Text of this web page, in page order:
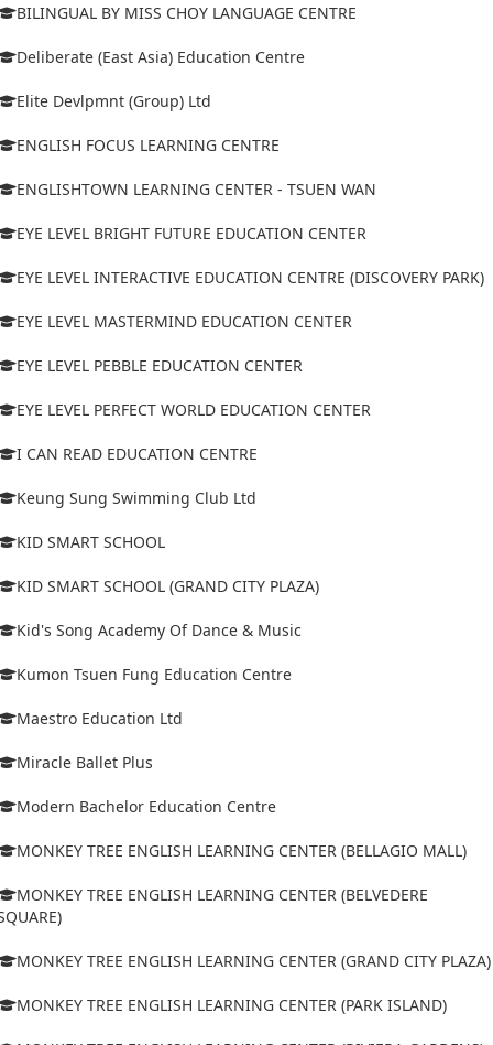
BILINGUAL BY MISS CHOY LANGUAGE CENTRE
Deliberate (East Asia) Education Centre
Elite Devlpmnt (Group) Ltd
ENGLISH FOCUS LEARNING CENTRE
ENGLISHTOWN LEARNING CENTER - TSUEN WAN
EYE LEVEL BRIGHT FUTURE EDUCATION CENTER
EYE LEVEL INTERACTIVE EDUCATION CENTRE (DISCOVERY PARK)
EYE LEVEL MASTERMIND EDUCATION CENTER
EYE LEVEL PEBBLE EDUCATION CENTER
EYE LEVEL PERFECT WORLD EDUCATION CENTER
I CAN READ EDUCATION CENTRE
Keung Sung Swimming Club Ltd
KID SMART SCHOOL
KID SMART SCHOOL (GRAND CITY PLAZA)
Kid's Song Academy Of Dance & Music
Kumon Tsuen Fung Education Centre
Maestro Education Ltd
Miracle Ballet Plus
Modern Bachelor Education Centre
MONKEY TREE ENGLISH LEARNING CENTER (BELLAGIO MALL)
MONKEY TREE ENGLISH LEARNING CENTER (BELVEDERE
MONKEY TREE ENGLISH LEARNING CENTER (GRAND CITY PLAZA)
MONKEY TREE ENGLISH LEARNING CENTER (PARK ISLAND)